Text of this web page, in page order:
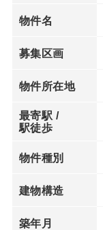
物件名
募集区画
物件所在地
最寄駅 /
駅徒歩
物件種別
建物構造
築年月